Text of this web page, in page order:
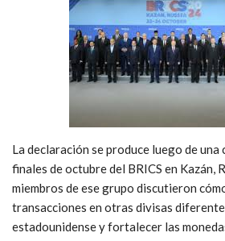
La declaración se produce luego de una
finales de octubre del BRICS en Kazán,
miembros de ese grupo discutieron
transacciones en otras divisas
estadounidense y fortalecer las